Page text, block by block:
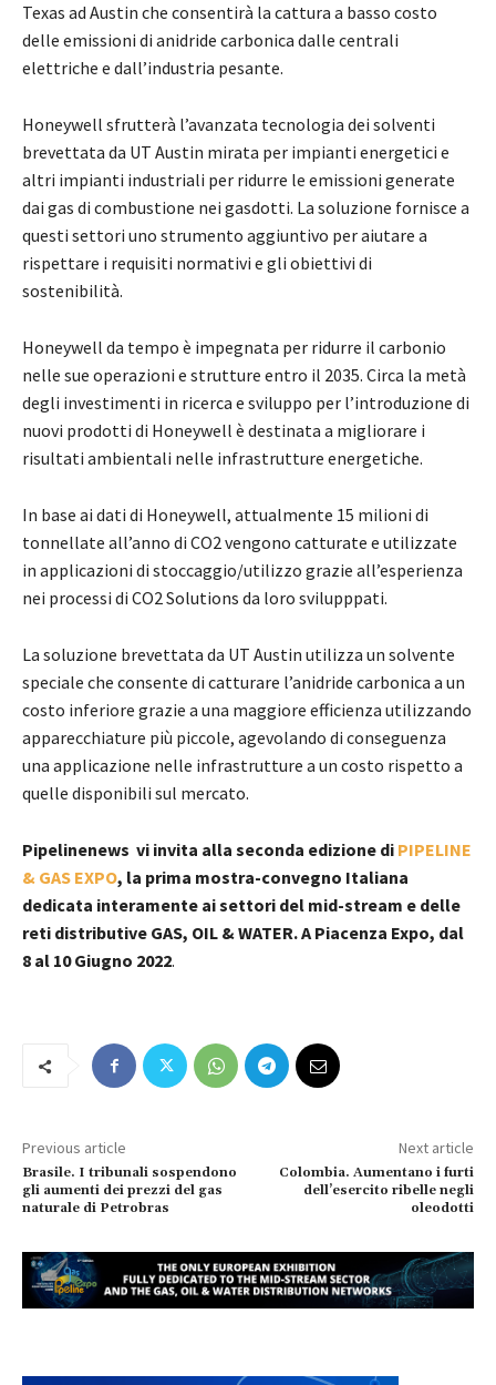
Texas ad Austin che consentirà la cattura a basso costo
delle emissioni di anidride carbonica dalle centrali
elettriche e dall’industria pesante.
Honeywell sfrutterà l’avanzata tecnologia dei solventi
brevettata da UT Austin mirata per impianti energetici e
altri impianti industriali per ridurre le emissioni generate
dai gas di combustione nei gasdotti. La soluzione fornisce a
questi settori uno strumento aggiuntivo per aiutare a
rispettare i requisiti normativi e gli obiettivi di
sostenibilità.
Honeywell da tempo è impegnata per ridurre il carbonio
nelle sue operazioni e strutture entro il 2035. Circa la metà
degli investimenti in ricerca e sviluppo per l’introduzione di
nuovi prodotti di Honeywell è destinata a migliorare i
risultati ambientali nelle infrastrutture energetiche.
In base ai dati di Honeywell, attualmente 15 milioni di
tonnellate all’anno di CO2 vengono catturate e utilizzate
in applicazioni di stoccaggio/utilizzo grazie all’esperienza
nei processi di CO2 Solutions da loro svilupppati.
La soluzione brevettata da UT Austin utilizza un solvente
speciale che consente di catturare l’anidride carbonica a un
costo inferiore grazie a una maggiore efficienza utilizzando
apparecchiature più piccole, agevolando di conseguenza
una applicazione nelle infrastrutture a un costo rispetto a
quelle disponibili sul mercato.
Pipelinenews vi invita alla seconda edizione di PIPELINE
& GAS EXPO, la prima mostra-convegno Italiana
dedicata interamente ai settori del mid-stream e delle
reti distributive GAS, OIL & WATER. A Piacenza Expo, dal
8 al 10 Giugno 2022.
Previous article
Brasile. I tribunali sospendono
gli aumenti dei prezzi del gas
naturale di Petrobras
Next article
Colombia. Aumentano i furti
dell’esercito ribelle negli
oleodotti